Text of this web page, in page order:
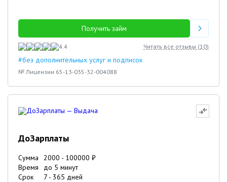
Получить займ
4.4 Читать все отзывы (10)
#без дополнительных услуг и подписок
№ Лицензии 65-13-035-32-004088
ДоЗарплаты
Сумма 2000 - 100000 ₽
Время
до 5 минут
Срок
7 - 365 дней